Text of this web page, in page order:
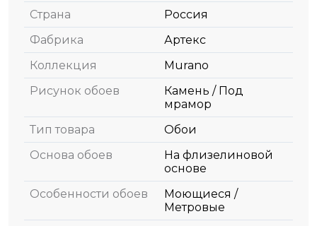
Страна
Россия
Фабрика
Артекс
Коллекция
Murano
Рисунок обоев
Камень / Под
мрамор
Тип товара
Обои
Основа обоев
На флизелиновой
основе
Особенности обоев
Моющиеся /
Метровые